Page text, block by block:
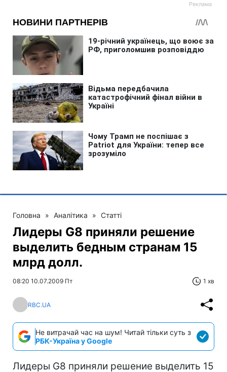
Головна » Аналітика » Статті
Лидеры G8 приняли решение
выделить бедным странам 15
млрд долл.
08:20 10.07.2009 Пт 1 хв
RBC.UA
Не витрачай час на шум! Читай тільки суть з
РБК-Україна у Google
Лидеры G8 приняли решение выделить 15